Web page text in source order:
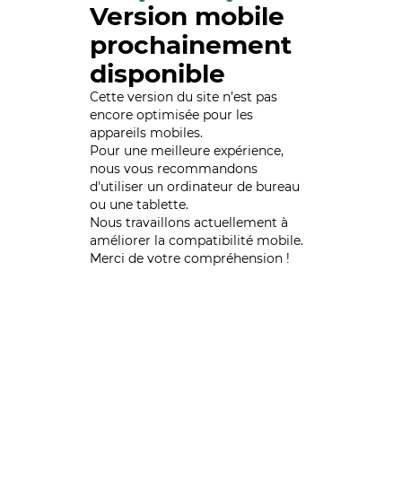
Version mobile
prochainement
disponible
Cette version du site n’est pas
encore optimisée pour les
appareils mobiles.
Pour une meilleure expérience,
nous vous recommandons
d'utiliser un ordinateur de bureau
ou une tablette.
Nous travaillons actuellement à
améliorer la compatibilité mobile.
Merci de votre compréhension !